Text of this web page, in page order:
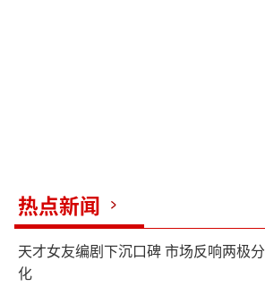
热点新闻
天才女友编剧下沉口碑 市场反响两极分
化